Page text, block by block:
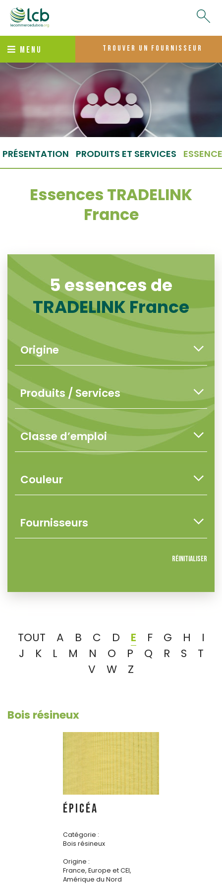
MENU trouver un fournisseur
PRÉSENTATION PRODUITS ET SERVICES
Essences TRADELINK
France
5 essences de
TRADELINK France
Réinitialiser
TOUT A B C D E F G H
I
J
K L M N O P Q R S
T
V
W Z
Bois résineux
ÉPICÉA
Catégorie :
Bois résineux
Origine :
France, Europe et CEI,
Amérique du Nord